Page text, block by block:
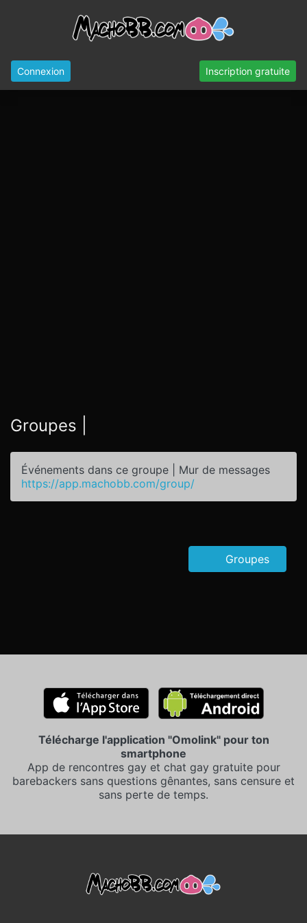
Connexion Inscription gratuite
Groupes |
Événements dans ce groupe | Mur de messages
https://app.machobb.com/group/
Groupes
Télécharge l'application "Omolink" pour ton
smartphone
App de rencontres gay et chat gay gratuite pour
barebackers sans questions gênantes, sans censure et
sans perte de temps.